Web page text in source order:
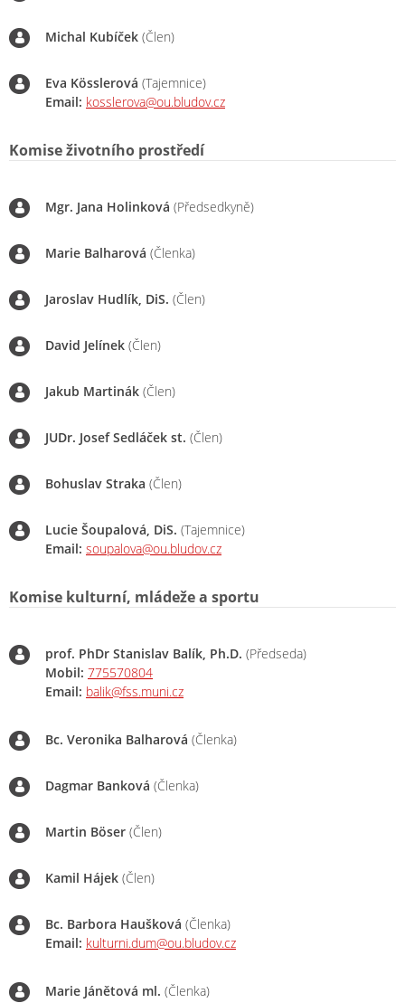
Michal Kubíček (Člen)
Eva Kösslerová (Tajemnice)
Email: kosslerova@ou.bludov.cz
Komise životního prostředí
Mgr. Jana Holinková (Předsedkyně)
Marie Balharová (Členka)
Jaroslav Hudlík, DiS. (Člen)
David Jelínek (Člen)
Jakub Martinák (Člen)
JUDr. Josef Sedláček st. (Člen)
Bohuslav Straka (Člen)
Lucie Šoupalová, DiS. (Tajemnice)
Email: soupalova@ou.bludov.cz
Komise kulturní, mládeže a sportu
prof. PhDr Stanislav Balík, Ph.D. (Předseda)
Mobil: 775570804
Email: balik@fss.muni.cz
Bc. Veronika Balharová (Členka)
Dagmar Banková (Členka)
Martin Böser (Člen)
Kamil Hájek (Člen)
Bc. Barbora Haušková (Členka)
Email: kulturni.dum@ou.bludov.cz
Marie Jánětová ml. (Členka)